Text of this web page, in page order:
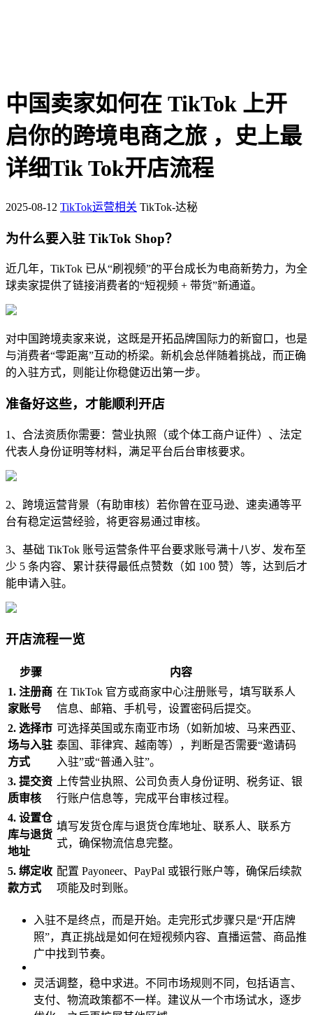
中国卖家如何在 TikTok 上开
启你的跨境电商之旅 ，史上最
详细Tik Tok开店流程
2025-08-12 TikTok运营相关 TikTok-达秘
为什么要入驻 TikTok Shop？
近几年，TikTok 已从“刷视频”的平台成长为电商新势力，为全
球卖家提供了链接消费者的“短视频 + 带货”新通道。
对中国跨境卖家来说，这既是开拓品牌国际力的新窗口，也是
与消费者“零距离”互动的桥梁。新机会总伴随着挑战，而正确
的入驻方式，则能让你稳健迈出第一步。
准备好这些，才能顺利开店
1、合法资质你需要：营业执照（或个体工商户证件）、法定
代表人身份证明等材料，满足平台后台审核要求。
2、跨境运营背景（有助审核）若你曾在亚马逊、速卖通等平
台有稳定运营经验，将更容易通过审核。
3、基础 TikTok 账号运营条件平台要求账号满十八岁、发布至
少 5 条内容、累计获得最低点赞数（如 100 赞）等，达到后才
能申请入驻。
开店流程一览
步骤
内容
1. 注册商
家账号
在 TikTok 官方或商家中心注册账号，填写联系人
信息、邮箱、手机号，设置密码后提交。
2. 选择市
场与入驻
方式
可选择英国或东南亚市场（如新加坡、马来西亚、
泰国、菲律宾、越南等），判断是否需要“邀请码
入驻”或“普通入驻”。
3. 提交资
质审核
上传营业执照、公司负责人身份证明、税务证、银
行账户信息等，完成平台审核过程。
4. 设置仓
库与退货
地址
填写发货仓库与退货仓库地址、联系人、联系方
式，确保物流信息完整。
5. 绑定收
款方式
配置 Payoneer、PayPal 或银行账户等，确保后续款
项能及时到账。
入驻不是终点，而是开始。走完形式步骤只是“开店牌
照”，真正挑战是如何在短视频内容、直播运营、商品推
广中找到节奏。
灵活调整，稳中求进。不同市场规则不同，包括语言、
支付、物流政策都不一样。建议从一个市场试水，逐步